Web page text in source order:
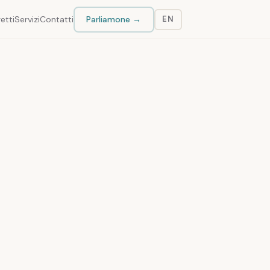
ServiziContatti Parliamone → EN